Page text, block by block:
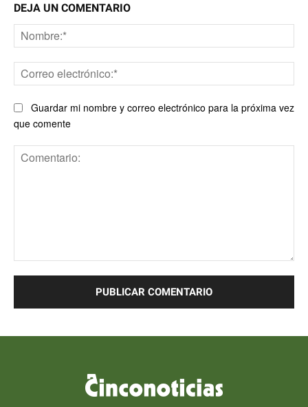
DEJA UN COMENTARIO
Guardar mi nombre y correo electrónico para la próxima vez
que comente